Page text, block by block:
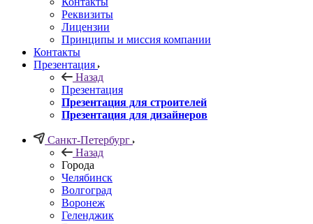
Реквизиты
Лицензии
Принципы и миссия компании
Контакты
Презентация
Назад
Презентация
Презентация для строителей
Презентация для дизайнеров
Санкт-Петербург
Назад
Города
Челябинск
Волгоград
Воронеж
Геленджик